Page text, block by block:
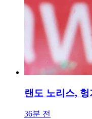
랜도 노리스,
36분 전